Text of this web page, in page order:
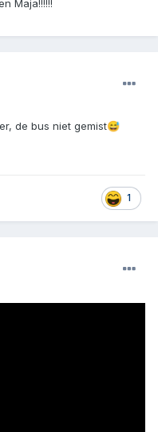
Maja!!!!!!
de bus niet gemist😅
1